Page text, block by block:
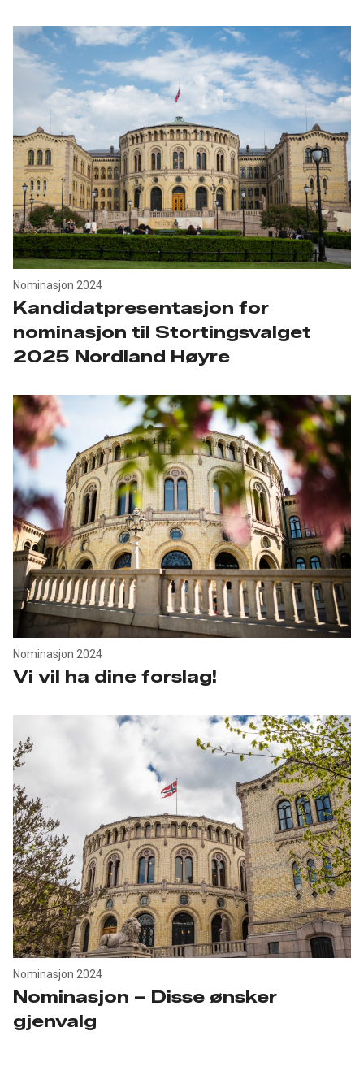
Nominasjon 2024
Kandidatpresentasjon for
nominasjon til Stortingsvalget
2025 Nordland Høyre
Nominasjon 2024
Vi vil ha dine forslag!
Nominasjon 2024
Nominasjon – Disse ønsker
gjenvalg